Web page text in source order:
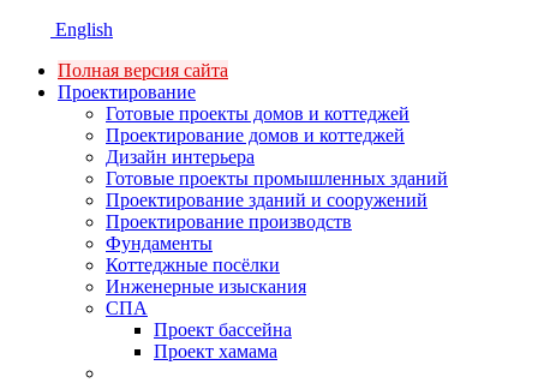
English
Полная версия сайта
Проектирование
Готовые проекты домов и коттеджей
Проектирование домов и коттеджей
Дизайн интерьера
Готовые проекты промышленных зданий
Проектирование зданий и сооружений
Проектирование производств
Фундаменты
Коттеджные посёлки
Инженерные изыскания
СПА
Проект бассейна
Проект хамама